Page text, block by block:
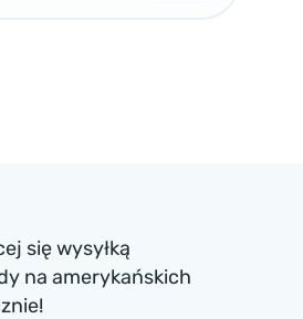
się wysyłką
na amerykańskich